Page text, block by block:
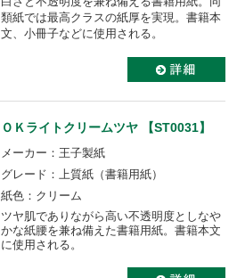
類紙では最高クラスの紙厚を実現。書籍本
文、小冊子などに使用される。
ＯＫライトクリームツヤ 【ST0031】
メーカー：王子製紙
グレード：上質紙（書籍用紙）
紙色：クリーム
ツヤ肌でありながら高い不透明度としなや
かな紙腰を兼ね備えた書籍用紙。書籍本文
に使用される。